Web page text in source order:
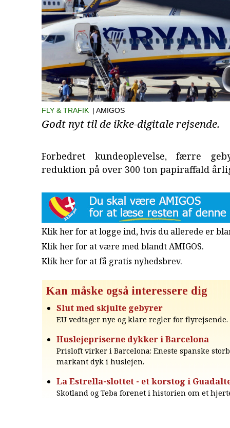
FLY & TRAFIK | AMIGOS
Godt nyt til de ikke-digitale rejsende.
Forbedret kundeoplevelse, færre
reduktion på over 300 ton papiraffald
Klik her for at logge ind, hvis du allerede er
Klik her for at være med blandt AMIGOS.
Klik her for at få gratis nyhedsbrev.
Kan måske også interessere dig
Slut med skjulte gebyrer
EU vedtager nye og klare regler for flyrejsende.
Huslejepriserne dykker i Barcelona
Prisloft virker i Barcelona: Eneste spanske
markant dyk i huslejen.
La Estrella-slottet - et korstog i
Skotland og Teba forenet i historien om et